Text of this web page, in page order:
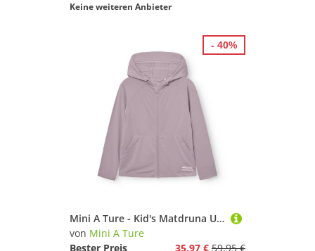
Keine weiteren Anbieter
Mini A Ture - Kid's Matdruna UV Skin Hoodie - Sweat- & Trainingsjacke Gr 140 - 10 Years lila
von Mini A Ture
Bester Preis
35,97 € 59,95 €
- 40%